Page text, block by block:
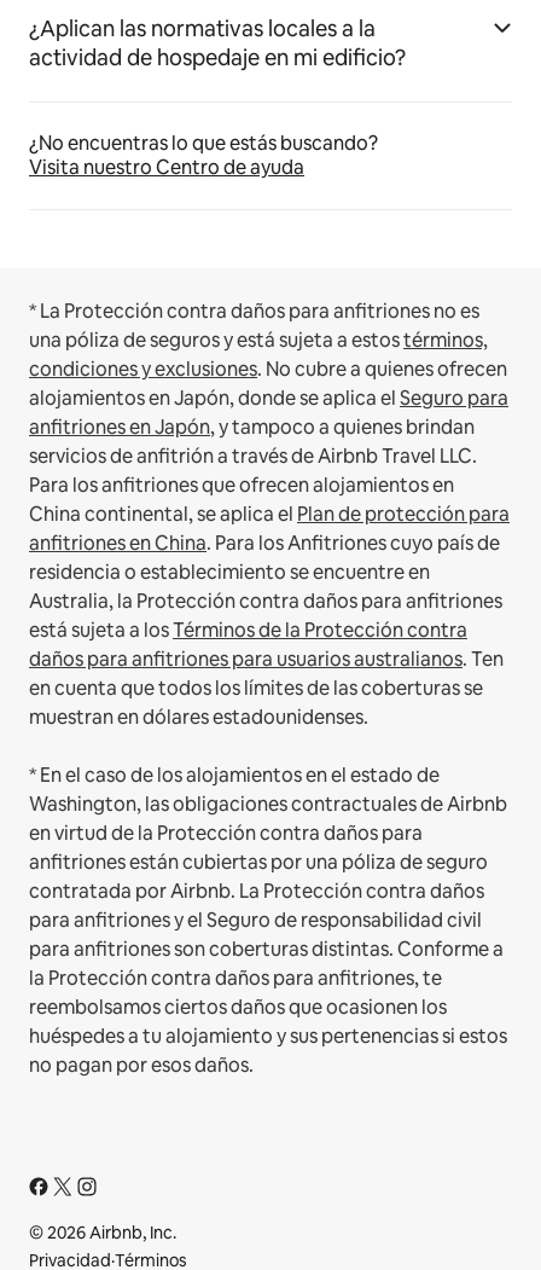
¿Aplican las normativas locales a la
actividad de hospedaje en mi edificio?
¿No encuentras lo que estás buscando?
Visita nuestro Centro de ayuda
* La Protección contra daños para anfitriones no es
una póliza de seguros y está sujeta a estostérminos,
condiciones y exclusiones. No cubre a quienes ofrecen
alojamientos en Japón, donde se aplica elSeguro para
anfitriones en Japón, y tampoco a quienes brindan
servicios de anfitrión a través de Airbnb Travel LLC.
Para los anfitriones que ofrecen alojamientos en
China continental, se aplica el Plan de protección para
anfitriones en China. Para los Anfitriones cuyo país de
residencia o establecimiento se encuentre en
Australia, la Protección contra daños para anfitriones
está sujeta a losTérminos de la Protección contra
daños para anfitriones para usuarios australianos. Ten
en cuenta que todos los límites de las coberturas se
muestran en dólares estadounidenses.
* En el caso de los alojamientos en el estado de
Washington, las obligaciones contractuales de Airbnb
en virtud de la Protección contra daños para
anfitriones están cubiertas por una póliza de seguro
contratada por Airbnb. La Protección contra daños
para anfitriones y el Seguro de responsabilidad civil
para anfitriones son coberturas distintas. Conforme a
la Protección contra daños para anfitriones, te
reembolsamos ciertos daños que ocasionen los
huéspedes a tu alojamiento y sus pertenencias si estos
no pagan por esos daños.
© 2026 Airbnb, Inc.
Privacidad·Términos